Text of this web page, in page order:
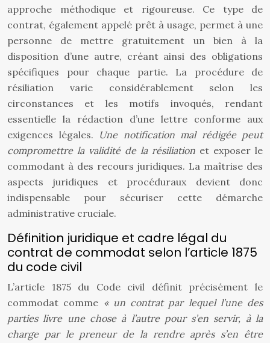
approche méthodique et rigoureuse. Ce type de
contrat, également appelé prêt à usage, permet à une
personne de mettre gratuitement un bien à la
disposition d’une autre, créant ainsi des obligations
spécifiques pour chaque partie. La procédure de
résiliation varie considérablement selon les
circonstances et les motifs invoqués, rendant
essentielle la rédaction d’une lettre conforme aux
exigences légales. Une notification mal rédigée peut
compromettre la validité de la résiliation et exposer le
commodant à des recours juridiques. La maîtrise des
aspects juridiques et procéduraux devient donc
indispensable pour sécuriser cette démarche
administrative cruciale.
Définition juridique et cadre légal du
contrat de commodat selon l’article 1875
du code civil
L’article 1875 du Code civil définit précisément le
commodat comme « un contrat par lequel l’une des
parties livre une chose à l’autre pour s’en servir, à la
charge par le preneur de la rendre après s’en être